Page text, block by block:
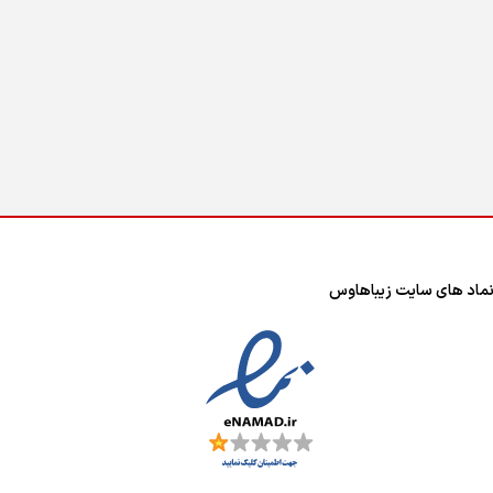
نماد های سایت زیباهاوس